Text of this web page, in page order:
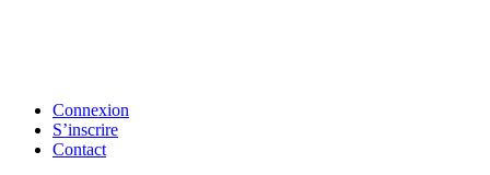
Connexion
S’inscrire
Contact